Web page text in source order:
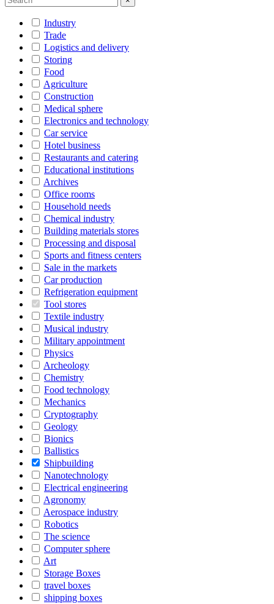
Industry
Trade
Logistics and delivery
Storing
Food
Agriculture
Construction
Medical sphere
Electronics and technology
Car service
Hotel business
Restaurants and catering
Educational institutions
Archives
Office rooms
Household needs
Chemical industry
Building materials stores
Processing and disposal
Sports and fitness centers
Sale in the markets
Car production
Refrigeration equipment
Tool stores
Textile industry
Musical industry
Military appointment
Physics
Archeology
Chemistry
Food technology
Mechanics
Cryptography
Geology
Bionics
Ballistics
Shipbuilding
Nanotechnology
Electrical engineering
Agronomy
Aerospace industry
Robotics
The science
Computer sphere
Art
Storage Boxes
travel boxes
shipping boxes